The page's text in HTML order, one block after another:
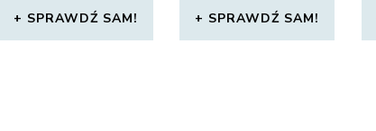
SPRAWDŹ SAM! SPRAWDŹ SAM!